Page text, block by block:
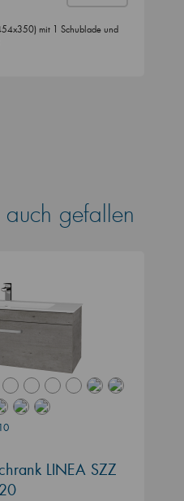
mit 1 Schublade und
auch gefallen
LINEA SZZ